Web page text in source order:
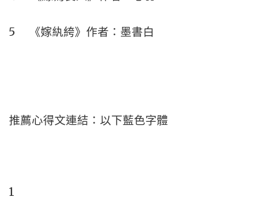
5 《嫁紈絝》作者：墨書白
推薦心得文連結：以下藍色字體
1